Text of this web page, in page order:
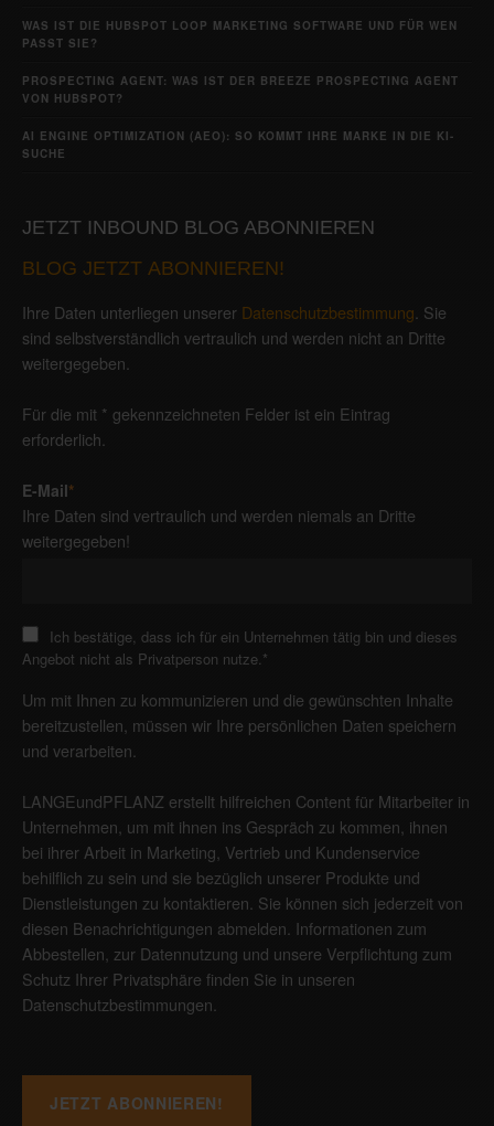
WAS IST DIE HUBSPOT LOOP MARKETING SOFTWARE UND FÜR WEN
PASST SIE?
PROSPECTING AGENT: WAS IST DER BREEZE PROSPECTING AGENT
VON HUBSPOT?
AI ENGINE OPTIMIZATION (AEO): SO KOMMT IHRE MARKE IN DIE KI-
SUCHE
JETZT INBOUND BLOG ABONNIEREN
BLOG JETZT ABONNIEREN!
Ihre Daten unterliegen unserer Datenschutzbestimmung . Sie
sind selbstverständlich vertraulich und werden nicht an Dritte
weitergegeben.
Für die mit * gekennzeichneten Felder ist ein Eintrag
erforderlich.
E-Mail*
Ihre Daten sind vertraulich und werden niemals an Dritte
weitergegeben!
Ich bestätige, dass ich für ein Unternehmen tätig bin und dieses
Angebot nicht als Privatperson nutze.*
Um mit Ihnen zu kommunizieren und die gewünschten Inhalte
bereitzustellen, müssen wir Ihre persönlichen Daten speichern
und verarbeiten.
LANGEundPFLANZ erstellt hilfreichen Content für Mitarbeiter in
Unternehmen, um mit ihnen ins Gespräch zu kommen, ihnen
bei ihrer Arbeit in Marketing, Vertrieb und Kundenservice
behilflich zu sein und sie bezüglich unserer Produkte und
Dienstleistungen zu kontaktieren. Sie können sich jederzeit von
diesen Benachrichtigungen abmelden. Informationen zum
Abbestellen, zur Datennutzung und unsere Verpflichtung zum
Schutz Ihrer Privatsphäre finden Sie in unseren
Datenschutzbestimmungen